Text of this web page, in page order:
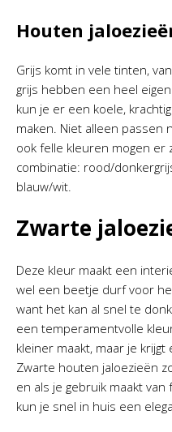
Houten
Grijs komt in vele tinten,
grijs hebben een heel
kun je er een koele,
maken. Niet alleen passen
ook felle kleuren mogen er
combinatie: rood/
blauw/wit.
Zwarte
Deze kleur maakt een
wel een beetje durf voor
want het kan al snel te
een temperamentvolle
kleiner maakt, maar je
Zwarte houten jaloezieën
en als je gebruik maakt
kun je snel in huis een